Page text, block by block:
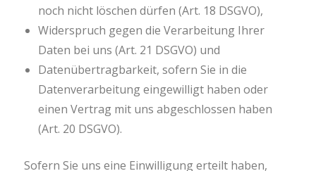
noch nicht löschen dürfen (Art. 18 DSGVO),
Widerspruch gegen die Verarbeitung Ihrer
Daten bei uns (Art. 21 DSGVO) und
Datenübertragbarkeit, sofern Sie in die
Datenverarbeitung eingewilligt haben oder
einen Vertrag mit uns abgeschlossen haben
(Art. 20 DSGVO).
Sofern Sie uns eine Einwilligung erteilt haben,